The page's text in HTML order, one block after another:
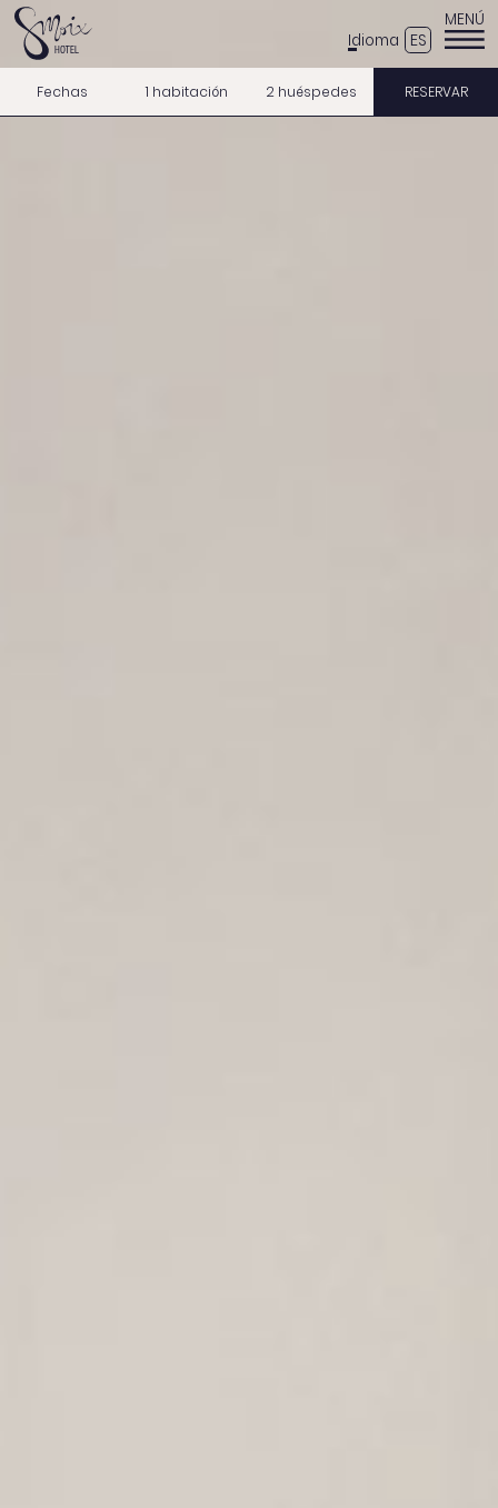
Fechas 1 habitación 2 huéspedes RESERVAR
Idioma ES
MENÚ